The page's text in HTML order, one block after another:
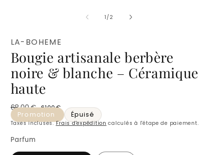
1 /de2
LA-BOHEME
Bougie artisanale berbère
noire & blanche – Céramique
haute
Prix habituel
68,00 €
Prix promotionnel
61,00 €
Promotion
Épuisé
Taxes incluses.Frais d'expédition calculés à l'étape de paiement.
Parfum